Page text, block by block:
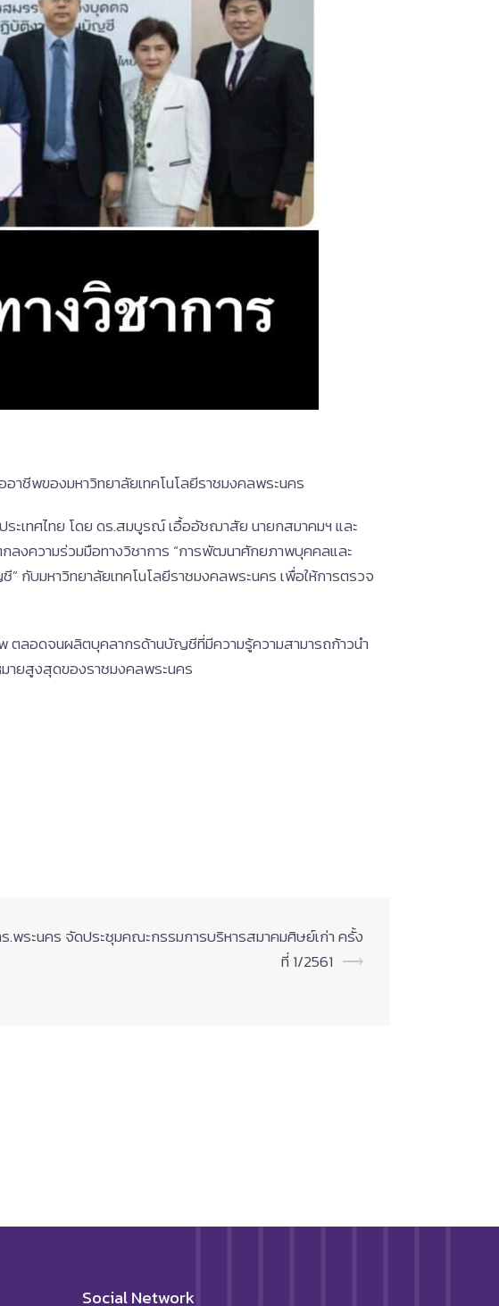
พของมหาวิทยาลัยเทคโนโลยีราชมงคลพระนคร
เทศไทย โดย ดร.สมบูรณ์ เอื้ออัชฌาสัย นายกสมาคมฯ และ
ความร่วมมือทางวิชาการ “การพัฒนาศักยภาพบุคคลและ
บมหาวิทยาลัยเทคโนโลยีราชมงคลพระนคร เพื่อให้การตรวจ
ลอดจนผลิตบุคลากรด้านบัญชีที่มีความรู้ความสามารถก้าวนำ
ายสูงสุดของราชมงคลพระนคร
.พระนคร จัดประชุมคณะกรรมการบริหารสมาคมศิษย์เก่า ครั้ง
ที่ 1/2561 ⟶
Social Network